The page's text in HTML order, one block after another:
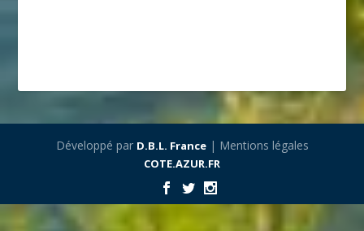
Développé par D.B.L. France| Mentions légales
COTE.AZUR.FR